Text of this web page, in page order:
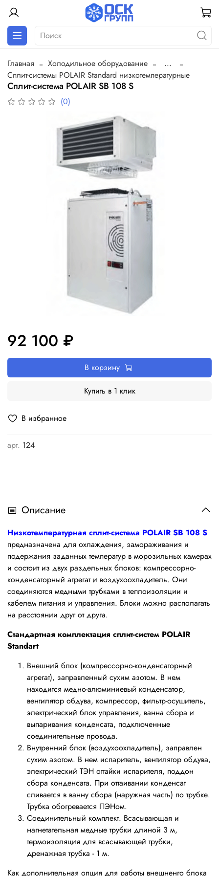
Главная Холодильное оборудование
...
Сплит-системы POLAIR Standard низкотемпературные
Сплит-система POLAIR SB 108 S
(0)
В избранное
арт. 124
92 100 ₽
В корзину
Купить в 1 клик
Описание
Низкотемпературная сплит-система POLAIR SB 108 S
предназначена для охлаждения, замораживания и
подержания заданных температур в морозильных камерах
и состоит из двух раздельных блоков: компрессорно-
конденсаторный агрегат и воздухоохладитель. Они
соединяются медными трубками в теплоизоляции и
кабелем питания и управления. Блоки можно располагать
на расстоянии друг от друга.
Стандартная комплектация сплит-систем POLAIR
Standart
Внешний блок (компрессорно-конденсаторный
агрегат), заправленный сухим азотом. В нем
находится медно-алюминиевый конденсатор,
вентилятор обдува, компрессор, фильтр-осушитель,
электрический блок управления, ванна сбора и
выпаривания конденсата, подключенные
соединительные провода.
Внутренний блок (воздухоохладитель), заправлен
сухим азотом. В нем испаритель, вентилятор обдува,
электрический ТЭН оттайки испарителя, поддон
сбора конденсата. При оттаивании конденсат
сливается в ванну сбора (наружная часть) по трубке.
Трубка обогревается ПЭНом.
Соединительный комплект. Всасывающая и
нагнетательная медные трубки длиной 3 м,
термоизоляция для всасывающей трубки,
дренажная трубка - 1 м.
Как дополнительная опция для работы внешненго блока